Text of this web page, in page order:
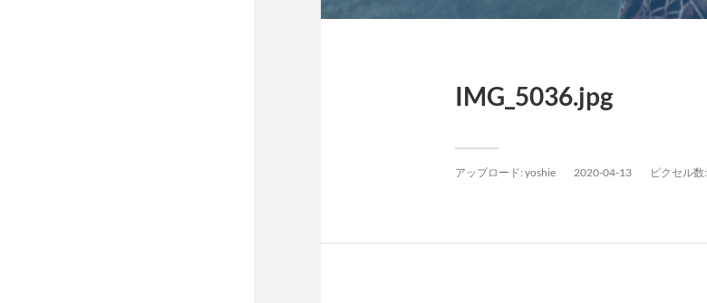
IMG_5036.jpg
アップロード: yoshie 2020-04-13 ピクセル